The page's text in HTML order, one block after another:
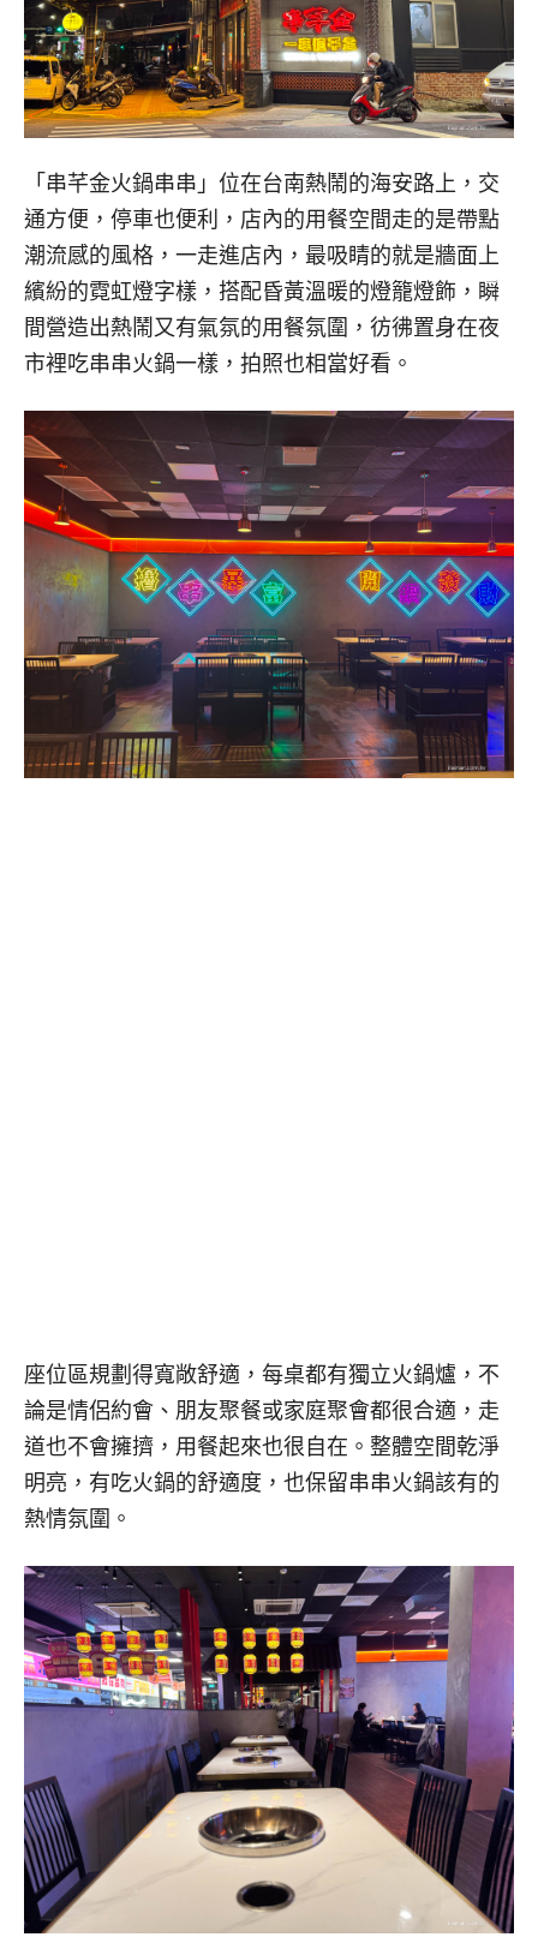
「串芊金火鍋串串」位在台南熱鬧的海安路上，交
通方便，停車也便利，店內的用餐空間走的是帶點
潮流感的風格，一走進店內，最吸睛的就是牆面上
繽紛的霓虹燈字樣，搭配昏黃溫暖的燈籠燈飾，瞬
間營造出熱鬧又有氣氛的用餐氛圍，彷彿置身在夜
市裡吃串串火鍋一樣，拍照也相當好看。
座位區規劃得寬敞舒適，每桌都有獨立火鍋爐，不
論是情侶約會、朋友聚餐或家庭聚會都很合適，走
道也不會擁擠，用餐起來也很自在。整體空間乾淨
明亮，有吃火鍋的舒適度，也保留串串火鍋該有的
熱情氛圍。